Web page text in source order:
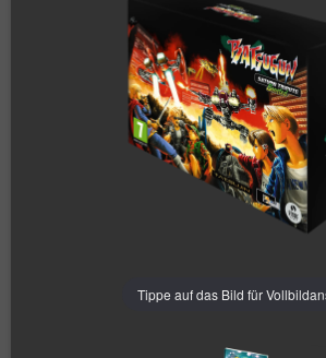
Tippe auf das Bild für